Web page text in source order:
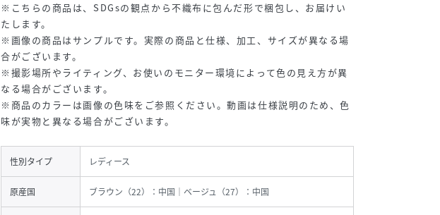
※こちらの商品は、SDGsの観点から不織布に包んだ形で梱包し、お届けい
たします。
※画像の商品はサンプルです。実際の商品と仕様、加工、サイズが異なる場
合がございます。
※撮影場所やライティング、お使いのモニター環境によって色の見え方が異
なる場合がございます。
※商品のカラーは画像の色味をご参照ください。動画は仕様説明のため、色
味が実物と異なる場合がございます。
性別タイプ レディース
原産国 ブラウン（22）：中国｜ベージュ（27）：中国